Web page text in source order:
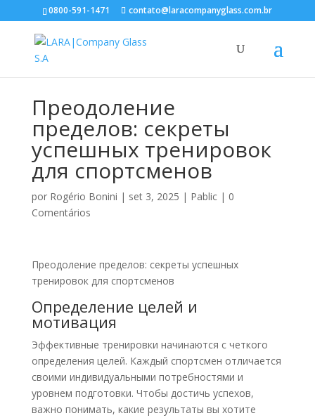
0800-591-1471 contato@laracompanyglass.com.br
Преодоление
пределов: секреты
успешных тренировок
для спортсменов
por Rogério Bonini | set 3, 2025 | Pablic| 0
Comentários
Преодоление пределов: секреты успешных
тренировок для спортсменов
Определение целей и
мотивация
Эффективные тренировки начинаются с четкого
определения целей. Каждый спортсмен отличается
своими индивидуальными потребностями и
уровнем подготовки. Чтобы достичь успехов,
важно понимать, какие результаты вы хотите